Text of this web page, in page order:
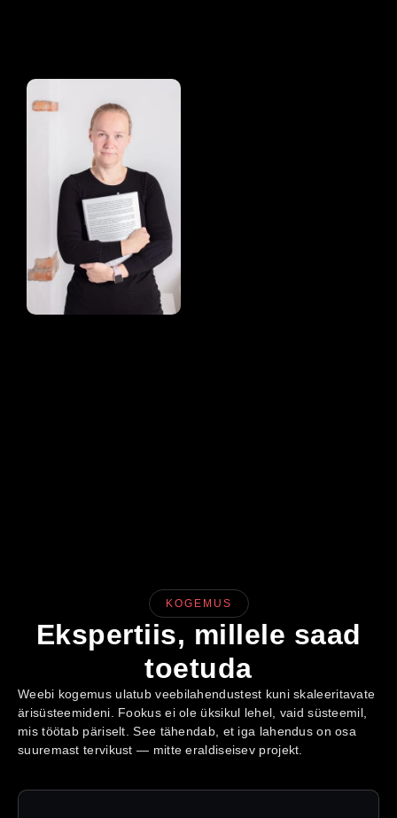
KOGEMUS
Ekspertiis, millele saad
toetuda
Weebi kogemus ulatub veebilahendustest kuni skaleeritavate
ärisüsteemideni. Fookus ei ole üksikul lehel, vaid süsteemil,
mis töötab päriselt. See tähendab, et iga lahendus on osa
suuremast tervikust — mitte eraldiseisev projekt.